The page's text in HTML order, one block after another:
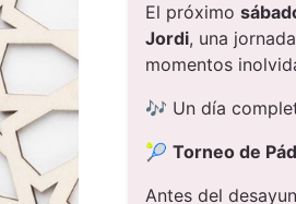
El próximo
Jordi, una
momentos
🎶 Un día
🎾 Torneo de
Antes del